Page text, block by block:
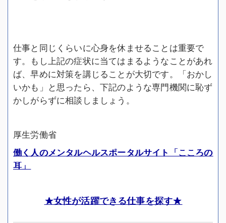
仕事と同じくらいに心身を休ませることは重要で
す。もし上記の症状に当てはまるようなことがあれ
ば、早めに対策を講じることが大切です。「おかし
いかも」と思ったら、下記のような専門機関に恥ず
かしがらずに相談しましょう。
厚生労働省
働く人のメンタルヘルスポータルサイト「こころの
耳」
★女性が活躍できる仕事を探す★